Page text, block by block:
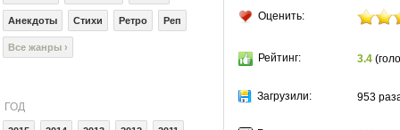
Анекдоты Стихи Ретро Реп
Все жанры ›
ГОД
Оценить:
Рейтинг: 3.4
Загрузили: 953